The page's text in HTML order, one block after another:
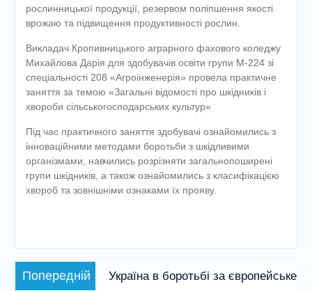
рослинницької продукції, резервом поліпшення якості
врожаю та підвищення продуктивності рослин.
Викладач Кропивницького аграрного фахового коледжу
Михайлова Дарія для здобувачів освіти групи М-224 зі
спеціальності 208 «Агроінженерія» провела практичне
заняття за темою «Загальні відомості про шкідників і
хвороби сільськогосподарських культур»
Під час практичного заняття здобувачі ознайомились з
інноваційними методами боротьби з шкідливими
організмами, навчились розрізняти загальнопоширені
групи шкідників, а також ознайомились з класифікацією
хвороб та зовнішніми ознаками їх прояву.
Навігація
записів
Попередній
запис:
Україна в боротьбі за європейське